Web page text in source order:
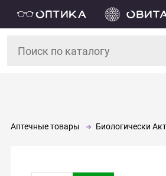
Аптечные товары Биологически